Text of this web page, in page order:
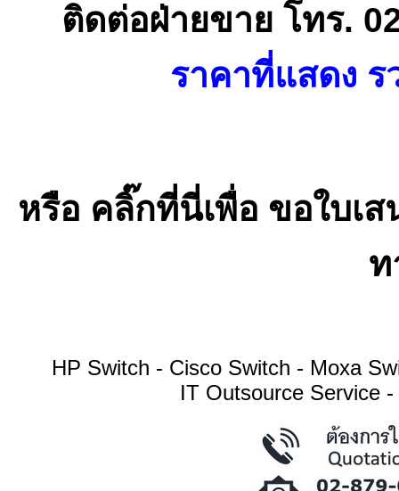
ติดต่อฝ่ายขาย โทร.
ราคาที่แสดง
หรือ คลิ๊กที่นี่เพื่อ ขอใบเ
ท
HP Switch - Cisco Switch - Moxa
IT Outsource Service